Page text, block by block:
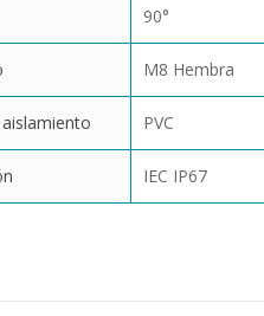
90°
M8 Hembra
PVC
IEC IP67